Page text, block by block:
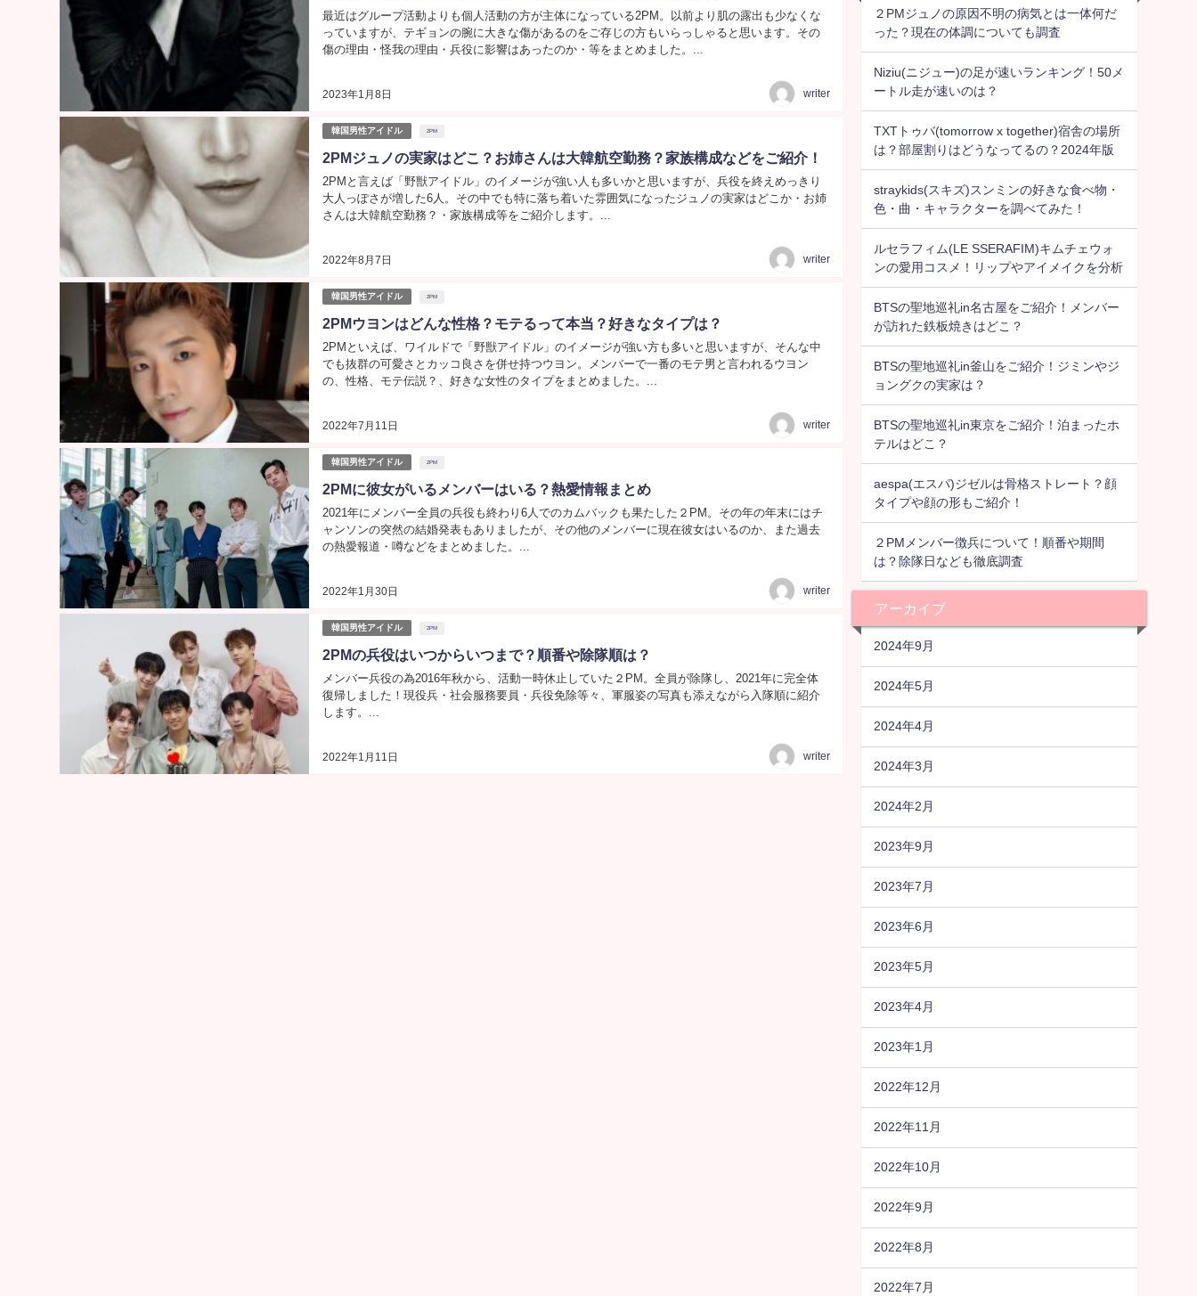
2023年1月8日
最近はグループ活動よりも個人活動の方が主体になっている2PM。以前より肌の露出も少なくな
っていますが、テギョンの腕に大きな傷があるのをご存じの方もいらっしゃると思います。その
傷の理由・怪我の理由・兵役に影響はあったのか・等をまとめました。...
writer
韓国男性アイドル 2PM
2PMジュノの実家はどこ？お姉さんは大韓航空勤務？家族構成などをご紹介！
2022年8月7日
2PMと言えば「野獣アイドル」のイメージが強い人も多いかと思いますが、兵役を終えめっきり
大人っぽさが増した6人。その中でも特に落ち着いた雰囲気になったジュノの実家はどこか・お姉
さんは大韓航空勤務？・家族構成等をご紹介します。...
writer
韓国男性アイドル 2PM
2PMウヨンはどんな性格？モテるって本当？好きなタイプは？
2022年7月11日
2PMといえば、ワイルドで「野獣アイドル」のイメージが強い方も多いと思いますが、そんな中
でも抜群の可愛さとカッコ良さを併せ持つウヨン。メンバーで一番のモテ男と言われるウヨン
の、性格、モテ伝説？、好きな女性のタイプをまとめました。...
writer
韓国男性アイドル 2PM
2PMに彼女がいるメンバーはいる？熱愛情報まとめ
2022年1月30日
2021年にメンバー全員の兵役も終わり6人でのカムバックも果たした２PM。その年の年末にはチ
ャンソンの突然の結婚発表もありましたが、その他のメンバーに現在彼女はいるのか、また過去
の熱愛報道・噂などをまとめました。...
writer
韓国男性アイドル 2PM
2PMの兵役はいつからいつまで？順番や除隊順は？
2022年1月11日
メンバー兵役の為2016年秋から、活動一時休止していた２PM。全員が除隊し、2021年に完全体
復帰しました！現役兵・社会服務要員・兵役免除等々、軍服姿の写真も添えながら入隊順に紹介
します。...
writer
２PMジュノの原因不明の病気とは一体何だ
った？現在の体調についても調査
Niziu(ニジュー)の足が速いランキング！50メ
ートル走が速いのは？
TXTトゥバ(tomorrow x together)宿舎の場所
は？部屋割りはどうなってるの？2024年版
straykids(スキズ)スンミンの好きな食べ物・
色・曲・キャラクターを調べてみた！
ルセラフィム(LE SSERAFIM)キムチェウォ
ンの愛用コスメ！リップやアイメイクを分析
BTSの聖地巡礼in名古屋をご紹介！メンバー
が訪れた鉄板焼きはどこ？
BTSの聖地巡礼in釜山をご紹介！ジミンやジ
ョングクの実家は？
BTSの聖地巡礼in東京をご紹介！泊まったホ
テルはどこ？
aespa(エスパ)ジゼルは骨格ストレート？顔
タイプや顔の形もご紹介！
２PMメンバー徴兵について！順番や期間
は？除隊日なども徹底調査
アーカイブ
2024年9月
2024年5月
2024年4月
2024年3月
2024年2月
2023年9月
2023年7月
2023年6月
2023年5月
2023年4月
2023年1月
2022年12月
2022年11月
2022年10月
2022年9月
2022年8月
2022年7月